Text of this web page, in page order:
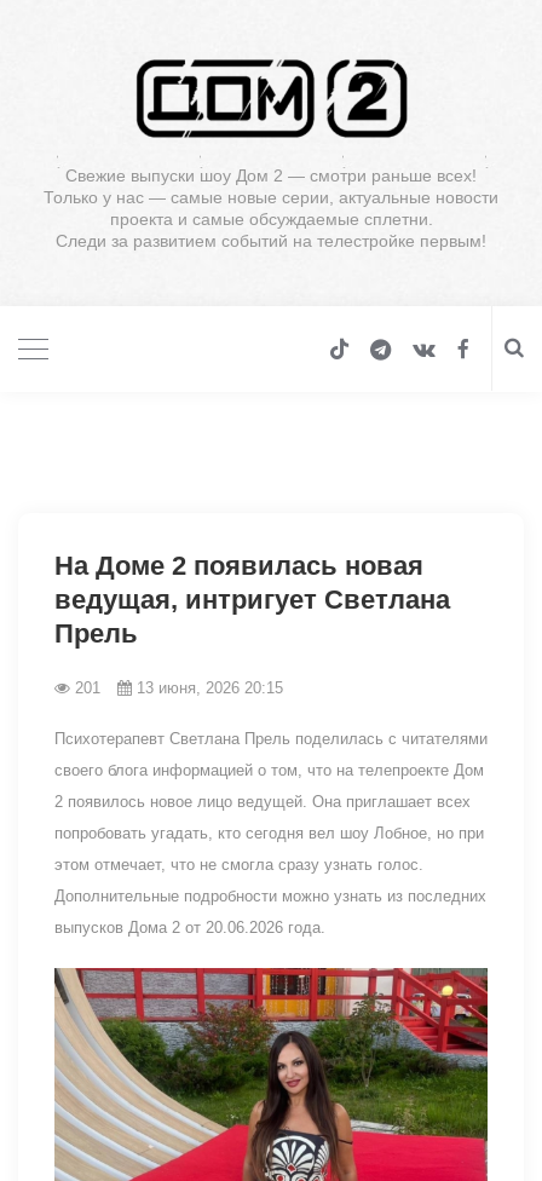
Свежие выпуски шоу Дом 2 — смотри раньше всех!
Только у нас — самые новые серии, актуальные новости
проекта и самые обсуждаемые сплетни.
Следи за развитием событий на телестройке первым!
На Доме 2 появилась новая
ведущая, интригует Светлана
Прель
201 13 июня, 2026 20:15
Психотерапевт Светлана Прель поделилась с читателями
своего блога информацией о том, что на телепроекте Дом
2 появилось новое лицо ведущей. Она приглашает всех
попробовать угадать, кто сегодня вел шоу Лобное, но при
этом отмечает, что не смогла сразу узнать голос.
Дополнительные подробности можно узнать из последних
выпусков Дома 2 от 20.06.2026 года.